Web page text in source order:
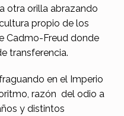
otra orilla abrazando
propio de los
Cadmo-Freud donde
transferencia.
en el Imperio
razón del odio a
y distintos